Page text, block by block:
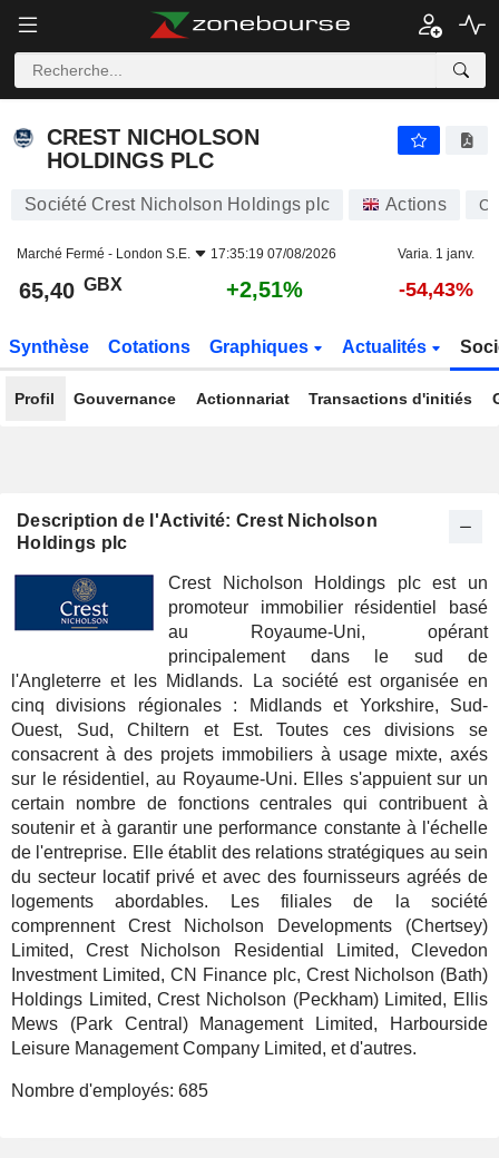
CREST NICHOLSON
HOLDINGS PLC
Société Crest Nicholson Holdings plc Actions
Marché Fermé - London S.E. 17:35:19 07/08/2026 Varia. 1 janv.
65,40 GBX +2,51% -54,43%
Synthèse Cotations Graphiques Actualités
Profil Gouvernance Actionnariat Transactions d'initiés
Description de l'Activité: Crest Nicholson
Holdings plc
Crest Nicholson Holdings plc est un
promoteur immobilier résidentiel basé
au Royaume-Uni, opérant
principalement dans le sud de
l'Angleterre et les Midlands. La société est organisée en
cinq divisions régionales : Midlands et Yorkshire, Sud-
Ouest, Sud, Chiltern et Est. Toutes ces divisions se
consacrent à des projets immobiliers à usage mixte, axés
sur le résidentiel, au Royaume-Uni. Elles s'appuient sur un
certain nombre de fonctions centrales qui contribuent à
soutenir et à garantir une performance constante à l'échelle
de l'entreprise. Elle établit des relations stratégiques au sein
du secteur locatif privé et avec des fournisseurs agréés de
logements abordables. Les filiales de la société
comprennent Crest Nicholson Developments (Chertsey)
Limited, Crest Nicholson Residential Limited, Clevedon
Investment Limited, CN Finance plc, Crest Nicholson (Bath)
Holdings Limited, Crest Nicholson (Peckham) Limited, Ellis
Mews (Park Central) Management Limited, Harbourside
Leisure Management Company Limited, et d'autres.
Nombre d'employés: 685